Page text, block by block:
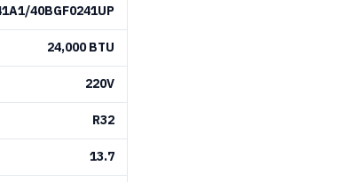
40BGF0241UP
24,000 BTU
220V
R32
13.7